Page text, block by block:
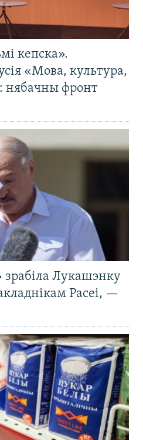
кепска».
«Мова, культура,
нябачны фронт
Лукашэнку
Расеі, —